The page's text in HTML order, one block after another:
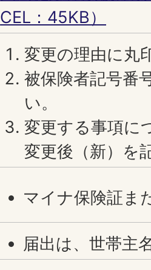
CEL：45KB）
変更の理由に丸
被保険者記号番
い。
変更する事項に
変更後（新）を
マイナ保険証ま
届出は、世帯主